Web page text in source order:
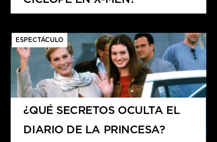
ESPECTÁCULO
¿QUÉ SECRETOS OCULTA EL
DIARIO DE LA PRINCESA?